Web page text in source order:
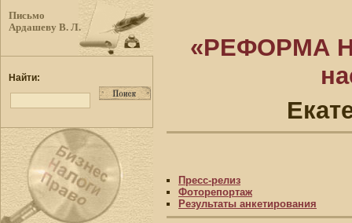
Письмо
Ардашеву В. Л.
Найти:
«РЕФОРМА
Пресс-релиз
Фоторепортаж
Результаты анкетирования